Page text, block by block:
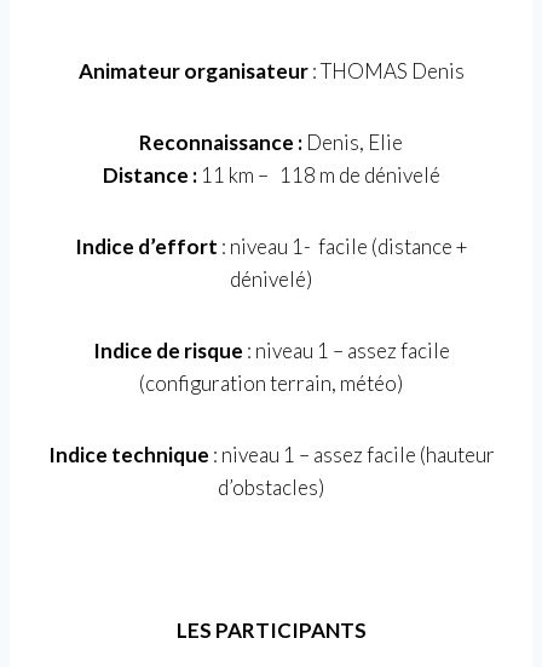
Animateur organisateur: THOMAS Denis
Reconnaissance : Denis, Elie
Distance : 11 km – 118 m de dénivelé
Indice d’effort : niveau 1- facile (distance +
dénivelé)
Indice de risque : niveau 1 – assez facile
(configuration terrain, météo)
Indice technique : niveau 1 – assez facile (hauteur
d’obstacles)
LES PARTICIPANTS